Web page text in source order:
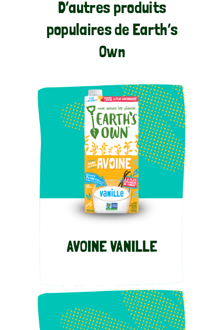
D’autres produits
populaires de Earth’s
Own​